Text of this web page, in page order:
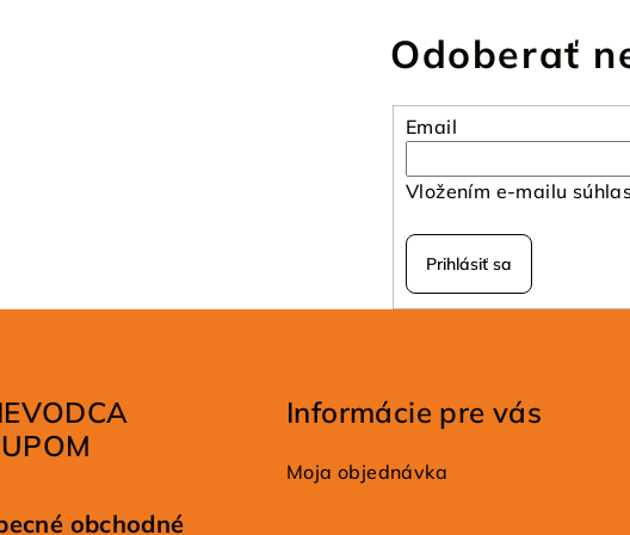
Odoberať
Email
Vložením e-mailu
Prihlásiť sa
obchodné
Informácie pre vás
Moja objednávka